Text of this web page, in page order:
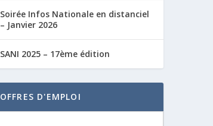
Soirée Infos Nationale en distanciel
– Janvier 2026
SANI 2025 – 17ème édition
OFFRES D'EMPLOI